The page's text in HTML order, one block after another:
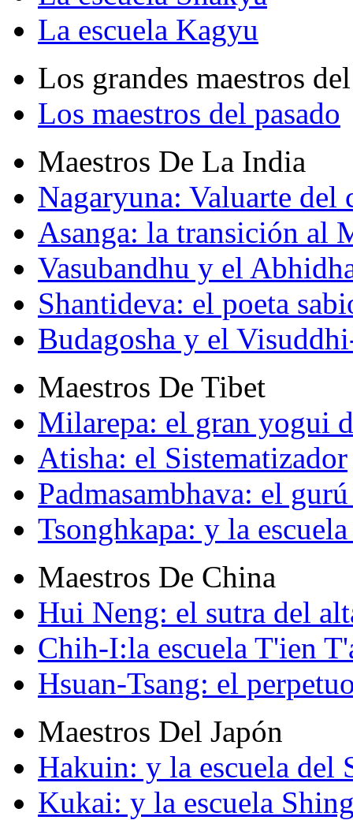
La escuela Kagyu
Los grandes maestros
Los maestros del pasado
Maestros De La India
Nagaryuna: Valuarte del
Asanga: la transición al
Vasubandhu y el
Shantideva: el poeta
Budagosha y el
Maestros De Tibet
Milarepa: el gran yogui
Atisha: el Sistematizador
Padmasambhava: el
Tsonghkapa: y la
Maestros De China
Hui Neng: el sutra del
Chih-I:la escuela T'ien
Hsuan-Tsang: el
Maestros Del Japón
Hakuin: y la escuela del
Kukai: y la escuela